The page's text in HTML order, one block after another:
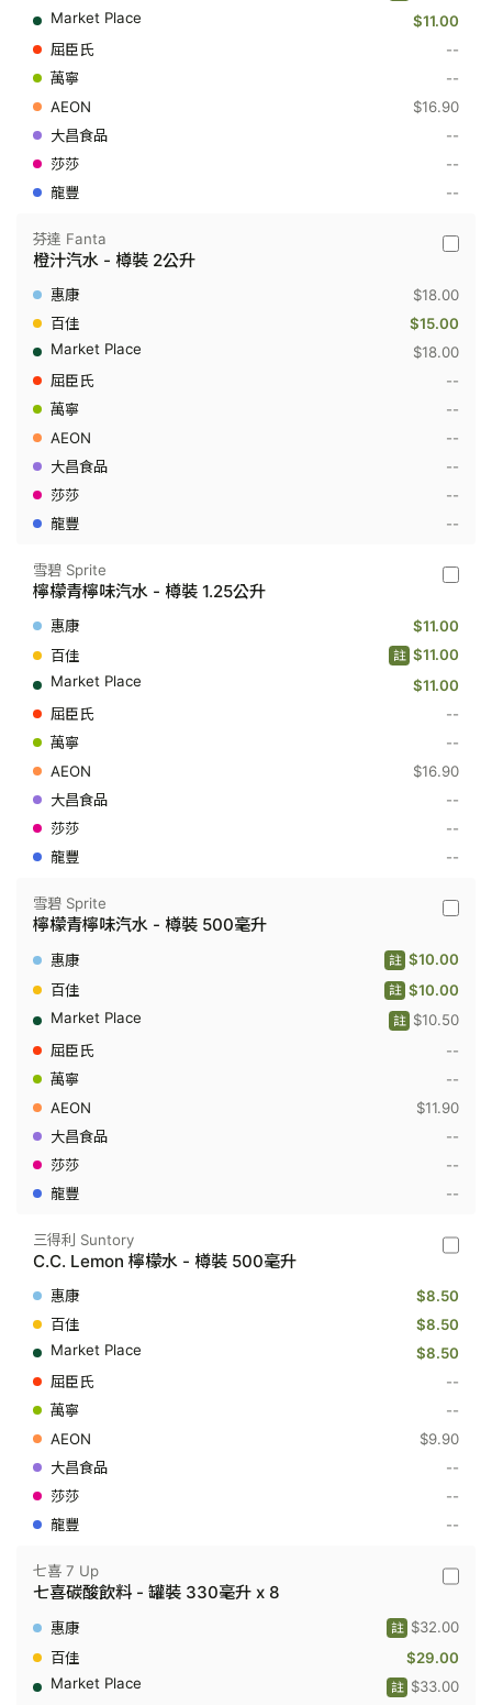
零
樂
樽
公
$11.00
--
--
$16.90
--
--
--
芬
Fanta
-
橙
汽
樽
公
芬達 Fanta
橙汁汽水 - 樽裝 2公升
$18.00
$15.00
$18.00
--
--
--
--
--
--
雪
Sprite
-
檸
青
汽
-
1.25
升
雪碧 Sprite
檸檬青檸味汽水 - 樽裝 1.25公升
$11.00
$11.00
註
$11.00
--
--
$16.90
--
--
--
雪
Sprite
-
檸
青
味
-
裝
500
升
雪碧 Sprite
檸檬青檸味汽水 - 樽裝 500毫升
$10.00
註
$10.00
註
$10.50
註
--
--
$11.90
--
--
--
三
利
Suntory
-
Lemon
水
樽
裝
毫
三得利 Suntory
C.C. Lemon 檸檬水 - 樽裝 500毫升
$8.50
$8.50
$8.50
--
--
$9.90
--
--
--
七
7
Up
-
喜
七喜 7 Up
七喜碳酸飲料 - 罐裝 330毫升 x 8
$32.00
註
$29.00
$33.00
註